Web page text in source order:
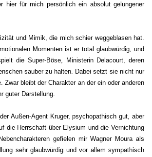
für mich persönlich ein absolut gelungener
und Mimik, die mich schier weggeblasen hat.
Momenten ist er total glaubwürdig, und
die Super-Böse, Ministerin Delacourt, deren
sauber zu halten. Dabei setzt sie nicht nur
bleibt der Charakter an der ein oder anderen
guter Darstellung.
Außen-Agent Kruger, psychopathisch gut, aber
die Herrschaft über Elysium und die Vernichtung
gefielen mir Wagner Moura als
sehr glaubwürdig und vor allem sympathisch